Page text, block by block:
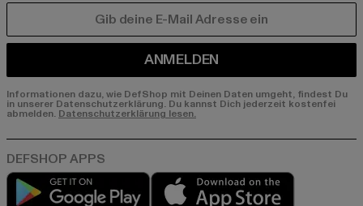
ANMELDEN
Informationen dazu, wie DefShop mit Deinen Daten umgeht, findest Du
in unserer Datenschutzerklärung. Du kannst Dich jederzeit kostenfei
abmelden. Datenschutzerklärung lesen.
Play market